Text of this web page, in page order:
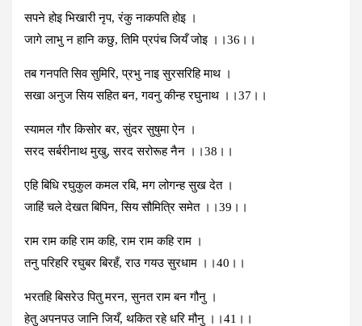
सपने होइ भिखारी नृप, रंकु नाकपति होइ ।
जागे लाभु न हानि कछु, तिमि प्रपंच जियँ जोइ ।।36।।
तब गनपति सिव सुमिरि, प्रभु नाइ सुरसरिहि माथ ।
सखा अनुज सिय सहित बन, गवनु कीन्‍ह रघुनाथ ।।37।।
स्‍यामल गौर किसोर बर, सुंदर सुषुमा ऐन ।
सरद सर्बरीनाथ मुखु, सरद सरोरूह नैन ।।38।।
एहि बिधि रघुकुल कमल रबि, मग लोगन्‍ह सुख देत ।
जाहिं चले देखत बिपिन, सिय सौमित्रि समेत ।।39।।
राम राम कहि राम कहि, राम राम कहि राम ।
तनु परिहरि रघुबर बिरहँ, राउ गयउ सुरधाम ।।40।।
भरतहि बिसरेउ पितु मरन, सुनत राम बन गौनु ।
हेतु अपनपउ जानि जियँ, थकित रहे धरि मौनु ।।41।।